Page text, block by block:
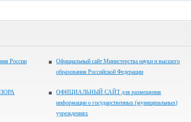
России
Официальный сайт Министерства науки и высшего
образования Российской Федерации
ОФИЦИАЛЬНЫЙ САЙТ для размещения
информации о государственных (муниципальных)
учреждениях